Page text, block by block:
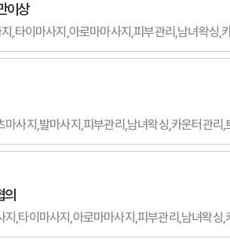
이상
이마사지,아로마마사지,피부관리,남녀왁싱,
사지,발마사지,피부관리,남녀왁싱,카운터관리,
,타이마사지,아로마마사지,피부관리,남녀왁싱,